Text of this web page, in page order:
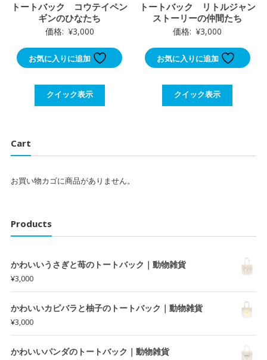
トートバック コウテイペン
ギンのひなたち
価格: ¥3,000
お気に入りに追加
クイック表示
トートバック リトルジャン
ストーリーの仲間たち
価格: ¥3,000
お気に入りに追加
クイック表示
Cart
お買い物カゴに商品がありません。
Products
かわいいうさぎと苺のトートバック｜動物雑貨
¥3,000
かわいいカピバラと柚子のトートバック｜動物雑貨
¥3,000
かわいいパンダのトートバック｜動物雑貨